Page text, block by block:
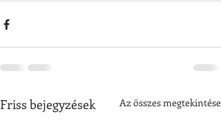
Friss bejegyzések Az összes megtekintése